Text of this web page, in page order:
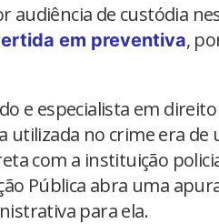
audiência de custódia
em preventiva,
e especialista em
utilizada no crime era de
com a instituição
Pública abra uma
para ela.